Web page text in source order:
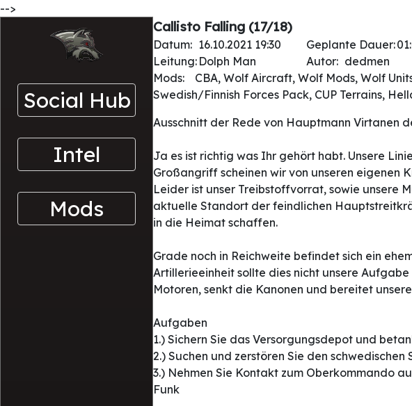
-->
Social Hub
Intel
Mods
Callisto Falling (17/18)
Datum: 16.10.2021 19:30 Geplante Dauer:
Leitung: Dolph Man Autor: dedmen
Mods:
CBA, Wolf Aircraft, Wolf Mods, Wolf
Swedish/Finnish Forces Pack, CUP Terrains,
Ausschnitt der Rede von Hauptmann Virtanen
Ja es ist richtig was Ihr gehört habt. Unsere
Großangriff scheinen wir von unseren
Leider ist unser Treibstoffvorrat, sowie unsere
aktuelle Standort der feindlichen
in die Heimat schaffen.
Grade noch in Reichweite befindet sich ein
Artillerieeinheit sollte dies nicht unsere
Motoren, senkt die Kanonen und bereitet
Aufgaben
1.) Sichern Sie das Versorgungsdepot und
2.) Suchen und zerstören Sie den schwedischen
3.) Nehmen Sie Kontakt zum Oberkommando
Funk